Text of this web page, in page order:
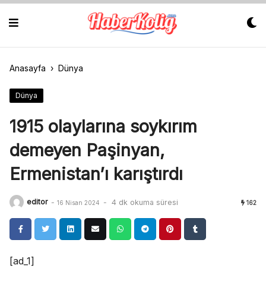
Skip
Anasayfa › Dünya
Dünya
1915 olaylarına soykırım
demeyen Paşinyan,
Ermenistan’ı karıştırdı
editor - 16 Nisan 2024 - 4 dk okuma süresi 162
[ad_1]